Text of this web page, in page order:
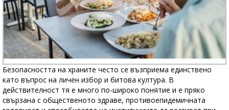
Безопасността на храните често се възприема единствено
като въпрос на личен избор и битова култура. В
действителност тя е много по-широко понятие и е пряко
свързана с общественото здраве, противоепидемичната